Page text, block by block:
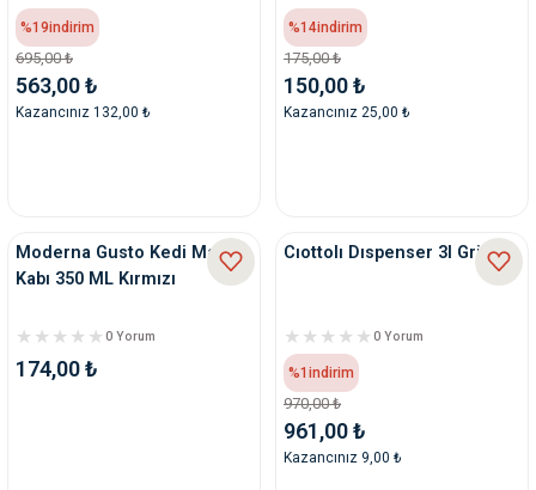
%19indirim
695,00 ₺
563,00 ₺
Kazancınız 132,00 ₺
%14indirim
175,00 ₺
150,00 ₺
Kazancınız 25,00 ₺
Moderna Gusto Kedi Mama
Kabı 350 ML Kırmızı
0 Yorum
174,00 ₺
Cıottolı Dıspenser 3l Gri
0 Yorum
%1 indirim
970,00 ₺
961,00 ₺
Kazancınız 9,00 ₺